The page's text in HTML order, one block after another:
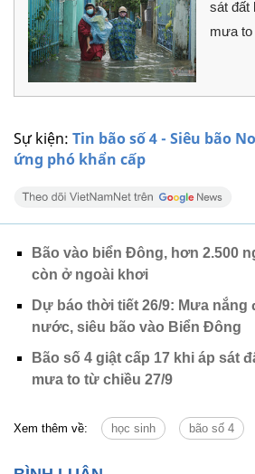
Sự kiện: Tin bão số 4 - Siêu bão
ứng phó khẩn cấp
sát đất
mưa to
Bão vào biển Đông, hơn 2.500
còn ở ngoài khơi
Dự báo thời tiết 26/9: Mưa nắng
nước, siêu bão vào Biển Đông
Bão số 4 giật cấp 17 khi áp sát
mưa to từ chiều 27/9
Xem thêm về: học sinh bão số 4